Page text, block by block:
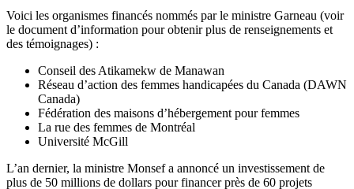
Voici les organismes financés nommés par le ministre Garneau (voir
le document d’information pour obtenir plus de renseignements et
des témoignages) :
Conseil des Atikamekw de Manawan
Réseau d’action des femmes handicapées du Canada (DAWN
Canada)
Fédération des maisons d’hébergement pour femmes
La rue des femmes de Montréal
Université McGill
L’an dernier, la ministre Monsef a annoncé un investissement de
plus de 50 millions de dollars pour financer près de 60 projets